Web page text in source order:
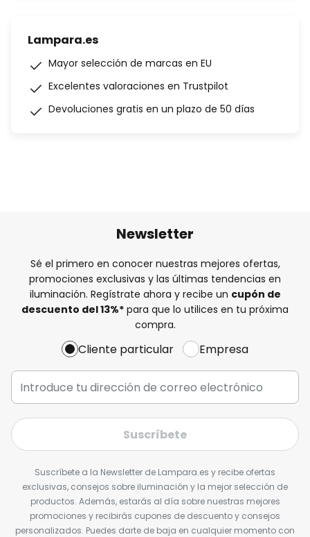
Lampara.es
Mayor selección de marcas en EU
Excelentes valoraciones en Trustpilot
Devoluciones gratis en un plazo de 50 días
Newsletter
Sé el primero en conocer nuestras mejores ofertas,
promociones exclusivas y las últimas tendencias en
iluminación. Regístrate ahora y recibe un cupón de
descuento del13%* para que lo utilices en tu próxima
compra.
Cliente particular Empresa
Suscríbete
Suscríbete a la Newsletter de Lampara.es y recibe ofertas
exclusivas, consejos sobre iluminación y la mejor selección de
productos. Además, estarás al día sobre nuestras mejores
promociones y recibirás cupones de descuento y consejos
personalizados. Puedes darte de baja en cualquier momento con